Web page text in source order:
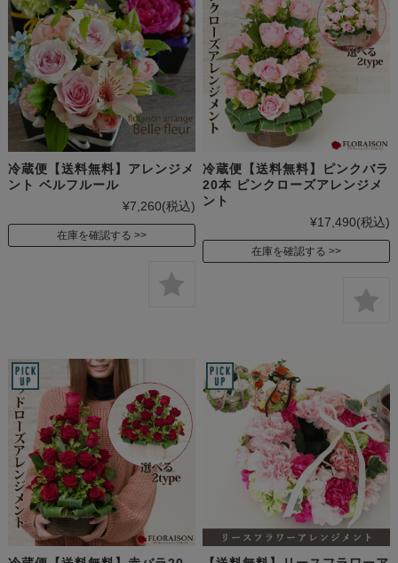
冷蔵便【送料無料】アレンジメ
ント ベルフルール
¥7,260(税込)
在庫を確認する
冷蔵便【送料無料】ピンクバラ
20本 ピンクローズアレンジメ
ント
¥17,490(税込)
在庫を確認する